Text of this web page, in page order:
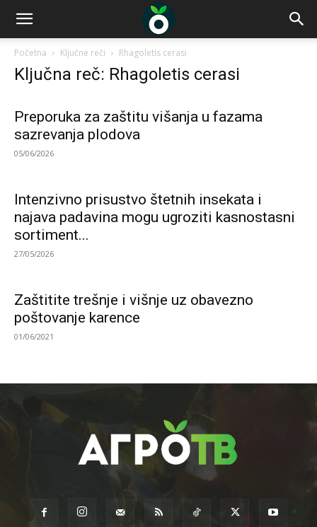
Početna Ključne reči Rhagoletis cerasi
Ključna reč: Rhagoletis cerasi
Preporuka za zaštitu višanja u fazama
sazrevanja plodova
05/06/2026
Intenzivno prisustvo štetnih insekata i
najava padavina mogu ugroziti kasnostasni
sortiment...
27/05/2026
Zaštitite trešnje i višnje uz obavezno
poštovanje karence
01/06/2021